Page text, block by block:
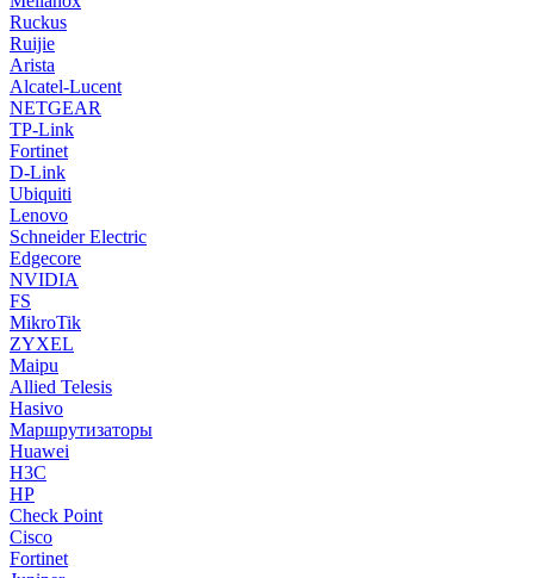
Ruckus
Ruijie
Arista
Alcatel-Lucent
NETGEAR
TP-Link
Fortinet
D-Link
Ubiquiti
Lenovo
Schneider Electric
Edgecore
NVIDIA
FS
MikroTik
ZYXEL
Maipu
Allied Telesis
Hasivo
Маршрутизаторы
Huawei
H3C
HP
Check Point
Cisco
Fortinet